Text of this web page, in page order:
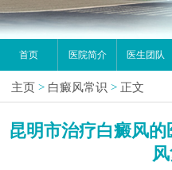
首页 医院简介 医生团队
主页 > 白癜风常识 > 正文
昆明市治疗白癜风